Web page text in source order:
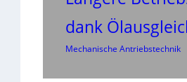
dank
Mechanische Antriebstechnik